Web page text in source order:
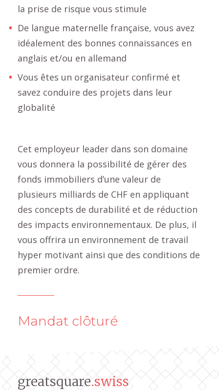
la prise de risque vous stimule
De langue maternelle française, vous avez
idéalement des bonnes connaissances en
anglais et/ou en allemand
Vous êtes un organisateur confirmé et
savez conduire des projets dans leur
globalité
Cet employeur leader dans son domaine
vous donnera la possibilité de gérer des
fonds immobiliers d’une valeur de
plusieurs milliards de CHF en appliquant
des concepts de durabilité et de réduction
des impacts environnementaux. De plus, il
vous offrira un environnement de travail
hyper motivant ainsi que des conditions de
premier ordre.
Mandat clôturé
greatsquare.swiss